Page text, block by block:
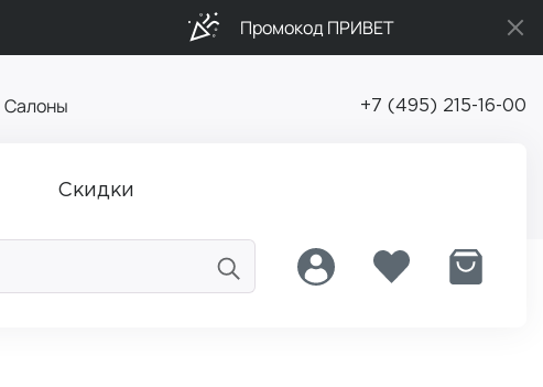
Промокод ПРИВЕТ
Салоны +7 (495) 215-16-00
Скидки